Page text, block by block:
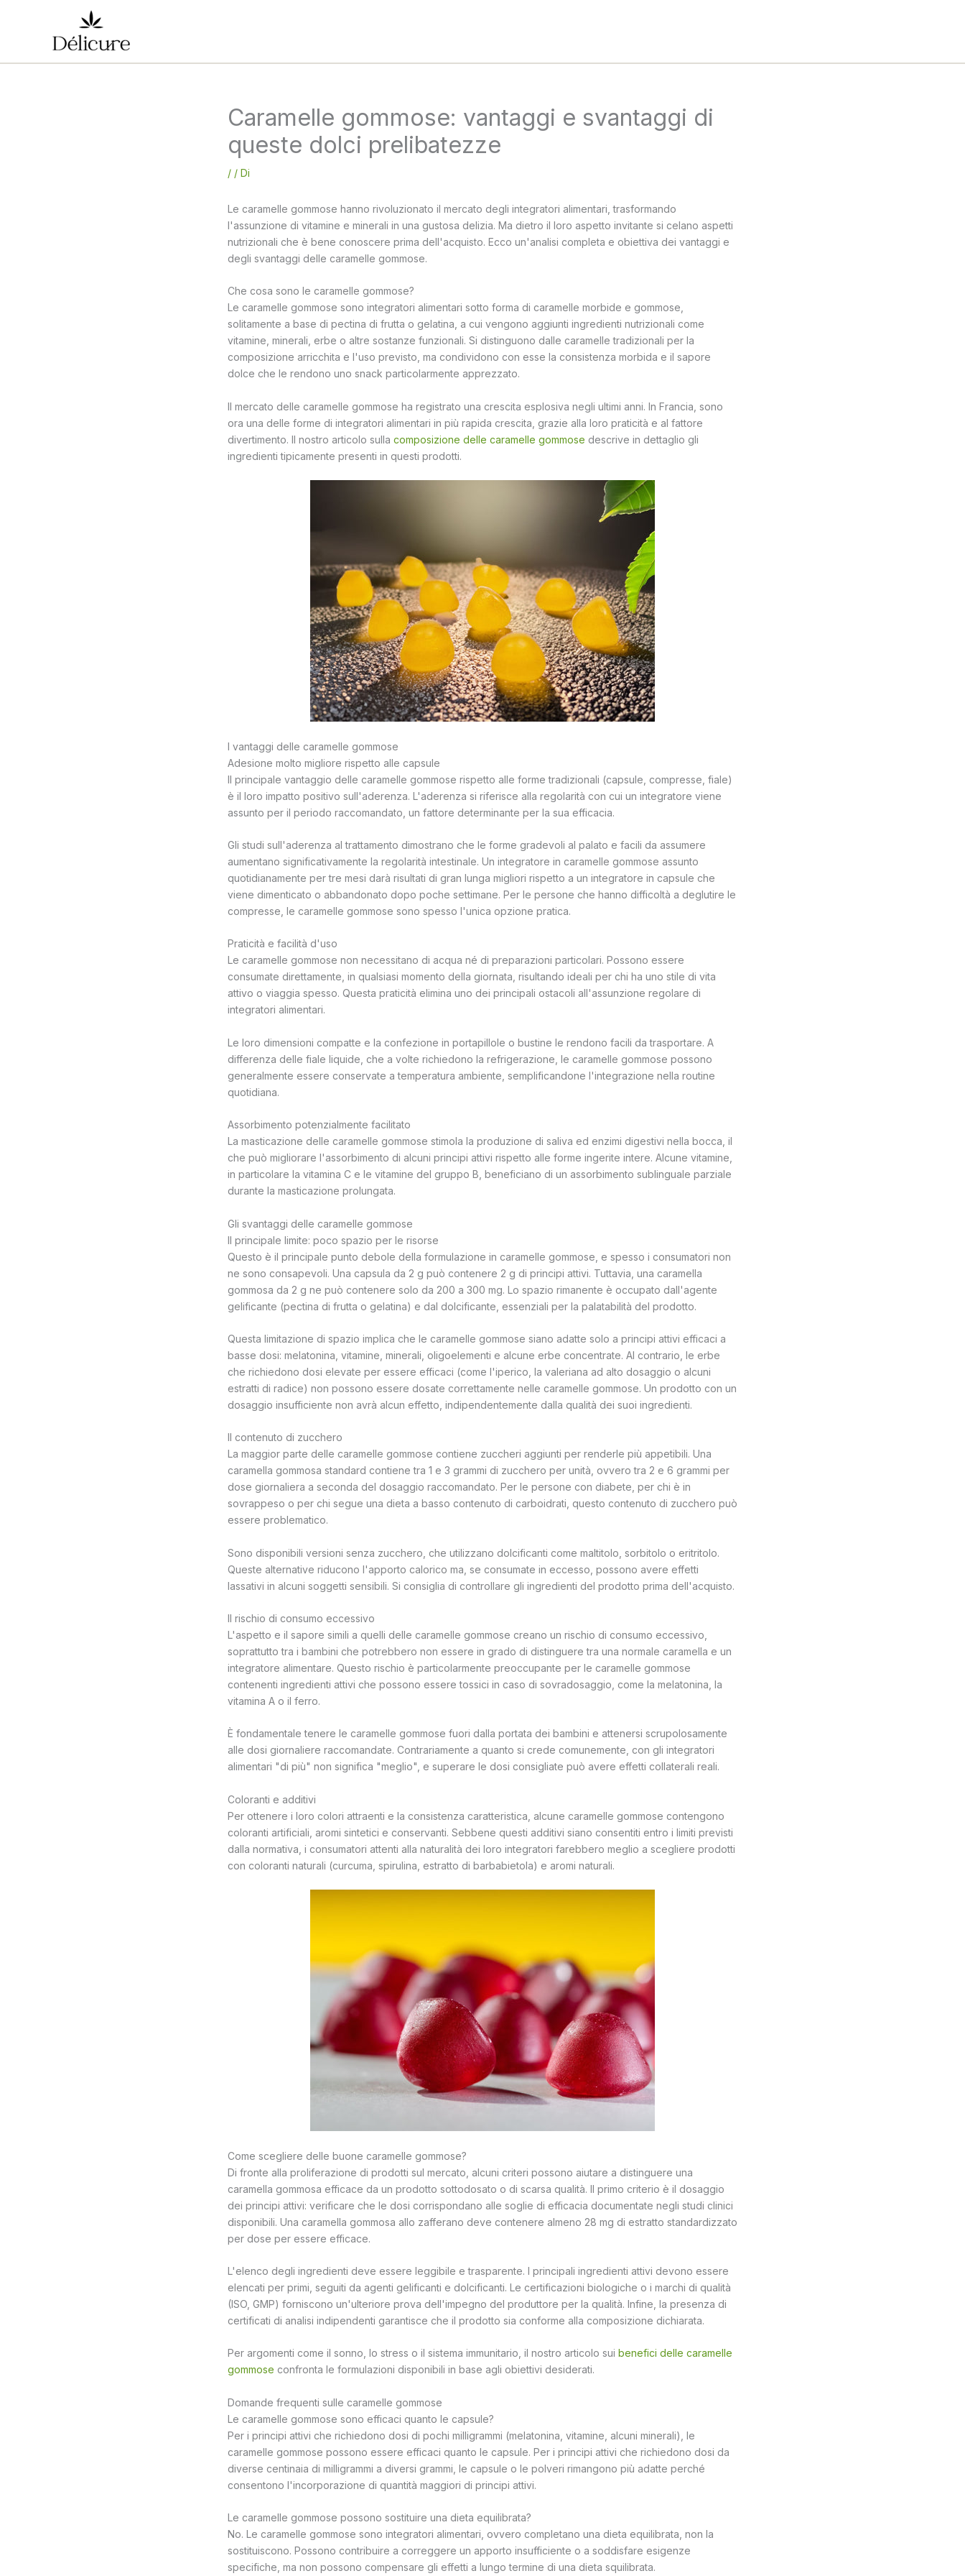
Caramelle gommose: vantaggi e svantaggi di
queste dolci prelibatezze
/ / Di
Le caramelle gommose hanno rivoluzionato il mercato degli integratori alimentari, trasformando
l'assunzione di vitamine e minerali in una gustosa delizia. Ma dietro il loro aspetto invitante si celano aspetti
nutrizionali che è bene conoscere prima dell'acquisto. Ecco un'analisi completa e obiettiva dei vantaggi e
degli svantaggi delle caramelle gommose.
Che cosa sono le caramelle gommose?
Le caramelle gommose sono integratori alimentari sotto forma di caramelle morbide e gommose,
solitamente a base di pectina di frutta o gelatina, a cui vengono aggiunti ingredienti nutrizionali come
vitamine, minerali, erbe o altre sostanze funzionali. Si distinguono dalle caramelle tradizionali per la
composizione arricchita e l'uso previsto, ma condividono con esse la consistenza morbida e il sapore
dolce che le rendono uno snack particolarmente apprezzato.
Il mercato delle caramelle gommose ha registrato una crescita esplosiva negli ultimi anni. In Francia, sono
ora una delle forme di integratori alimentari in più rapida crescita, grazie alla loro praticità e al fattore
divertimento. Il nostro articolo sulla composizione delle caramelle gommose descrive in dettaglio gli
ingredienti tipicamente presenti in questi prodotti.
I vantaggi delle caramelle gommose
Adesione molto migliore rispetto alle capsule
Il principale vantaggio delle caramelle gommose rispetto alle forme tradizionali (capsule, compresse, fiale)
è il loro impatto positivo sull'aderenza. L'aderenza si riferisce alla regolarità con cui un integratore viene
assunto per il periodo raccomandato, un fattore determinante per la sua efficacia.
Gli studi sull'aderenza al trattamento dimostrano che le forme gradevoli al palato e facili da assumere
aumentano significativamente la regolarità intestinale. Un integratore in caramelle gommose assunto
quotidianamente per tre mesi darà risultati di gran lunga migliori rispetto a un integratore in capsule che
viene dimenticato o abbandonato dopo poche settimane. Per le persone che hanno difficoltà a deglutire le
compresse, le caramelle gommose sono spesso l'unica opzione pratica.
Praticità e facilità d'uso
Le caramelle gommose non necessitano di acqua né di preparazioni particolari. Possono essere
consumate direttamente, in qualsiasi momento della giornata, risultando ideali per chi ha uno stile di vita
attivo o viaggia spesso. Questa praticità elimina uno dei principali ostacoli all'assunzione regolare di
integratori alimentari.
Le loro dimensioni compatte e la confezione in portapillole o bustine le rendono facili da trasportare. A
differenza delle fiale liquide, che a volte richiedono la refrigerazione, le caramelle gommose possono
generalmente essere conservate a temperatura ambiente, semplificandone l'integrazione nella routine
quotidiana.
Assorbimento potenzialmente facilitato
La masticazione delle caramelle gommose stimola la produzione di saliva ed enzimi digestivi nella bocca, il
che può migliorare l'assorbimento di alcuni principi attivi rispetto alle forme ingerite intere. Alcune vitamine,
in particolare la vitamina C e le vitamine del gruppo B, beneficiano di un assorbimento sublinguale parziale
durante la masticazione prolungata.
Gli svantaggi delle caramelle gommose
Il principale limite: poco spazio per le risorse
Questo è il principale punto debole della formulazione in caramelle gommose, e spesso i consumatori non
ne sono consapevoli. Una capsula da 2 g può contenere 2 g di principi attivi. Tuttavia, una caramella
gommosa da 2 g ne può contenere solo da 200 a 300 mg. Lo spazio rimanente è occupato dall'agente
gelificante (pectina di frutta o gelatina) e dal dolcificante, essenziali per la palatabilità del prodotto.
Questa limitazione di spazio implica che le caramelle gommose siano adatte solo a principi attivi efficaci a
basse dosi: melatonina, vitamine, minerali, oligoelementi e alcune erbe concentrate. Al contrario, le erbe
che richiedono dosi elevate per essere efficaci (come l'iperico, la valeriana ad alto dosaggio o alcuni
estratti di radice) non possono essere dosate correttamente nelle caramelle gommose. Un prodotto con un
dosaggio insufficiente non avrà alcun effetto, indipendentemente dalla qualità dei suoi ingredienti.
Il contenuto di zucchero
La maggior parte delle caramelle gommose contiene zuccheri aggiunti per renderle più appetibili. Una
caramella gommosa standard contiene tra 1 e 3 grammi di zucchero per unità, ovvero tra 2 e 6 grammi per
dose giornaliera a seconda del dosaggio raccomandato. Per le persone con diabete, per chi è in
sovrappeso o per chi segue una dieta a basso contenuto di carboidrati, questo contenuto di zucchero può
essere problematico.
Sono disponibili versioni senza zucchero, che utilizzano dolcificanti come maltitolo, sorbitolo o eritritolo.
Queste alternative riducono l'apporto calorico ma, se consumate in eccesso, possono avere effetti
lassativi in alcuni soggetti sensibili. Si consiglia di controllare gli ingredienti del prodotto prima dell'acquisto.
Il rischio di consumo eccessivo
L'aspetto e il sapore simili a quelli delle caramelle gommose creano un rischio di consumo eccessivo,
soprattutto tra i bambini che potrebbero non essere in grado di distinguere tra una normale caramella e un
integratore alimentare. Questo rischio è particolarmente preoccupante per le caramelle gommose
contenenti ingredienti attivi che possono essere tossici in caso di sovradosaggio, come la melatonina, la
vitamina A o il ferro.
È fondamentale tenere le caramelle gommose fuori dalla portata dei bambini e attenersi scrupolosamente
alle dosi giornaliere raccomandate. Contrariamente a quanto si crede comunemente, con gli integratori
alimentari "di più" non significa "meglio", e superare le dosi consigliate può avere effetti collaterali reali.
Coloranti e additivi
Per ottenere i loro colori attraenti e la consistenza caratteristica, alcune caramelle gommose contengono
coloranti artificiali, aromi sintetici e conservanti. Sebbene questi additivi siano consentiti entro i limiti previsti
dalla normativa, i consumatori attenti alla naturalità dei loro integratori farebbero meglio a scegliere prodotti
con coloranti naturali (curcuma, spirulina, estratto di barbabietola) e aromi naturali.
Come scegliere delle buone caramelle gommose?
Di fronte alla proliferazione di prodotti sul mercato, alcuni criteri possono aiutare a distinguere una
caramella gommosa efficace da un prodotto sottodosato o di scarsa qualità. Il primo criterio è il dosaggio
dei principi attivi: verificare che le dosi corrispondano alle soglie di efficacia documentate negli studi clinici
disponibili. Una caramella gommosa allo zafferano deve contenere almeno 28 mg di estratto standardizzato
per dose per essere efficace.
L'elenco degli ingredienti deve essere leggibile e trasparente. I principali ingredienti attivi devono essere
elencati per primi, seguiti da agenti gelificanti e dolcificanti. Le certificazioni biologiche o i marchi di qualità
(ISO, GMP) forniscono un'ulteriore prova dell'impegno del produttore per la qualità. Infine, la presenza di
certificati di analisi indipendenti garantisce che il prodotto sia conforme alla composizione dichiarata.
Per argomenti come il sonno, lo stress o il sistema immunitario, il nostro articolo sui benefici delle caramelle
gommose confronta le formulazioni disponibili in base agli obiettivi desiderati.
Domande frequenti sulle caramelle gommose
Le caramelle gommose sono efficaci quanto le capsule?
Per i principi attivi che richiedono dosi di pochi milligrammi (melatonina, vitamine, alcuni minerali), le
caramelle gommose possono essere efficaci quanto le capsule. Per i principi attivi che richiedono dosi da
diverse centinaia di milligrammi a diversi grammi, le capsule o le polveri rimangono più adatte perché
consentono l'incorporazione di quantità maggiori di principi attivi.
Le caramelle gommose possono sostituire una dieta equilibrata?
No. Le caramelle gommose sono integratori alimentari, ovvero completano una dieta equilibrata, non la
sostituiscono. Possono contribuire a correggere un apporto insufficiente o a soddisfare esigenze
specifiche, ma non possono compensare gli effetti a lungo termine di una dieta squilibrata.